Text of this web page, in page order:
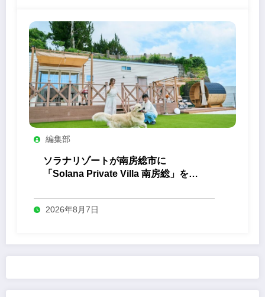
編集部
ソラナリゾートが南房総市に
「Solana Private Villa 南房総」を開
2026年8月7日